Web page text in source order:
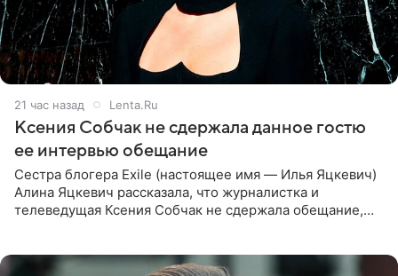
21 час назад Lenta.Ru
Ксения Собчак не сдержала данное гостю
ее интервью обещание
Сестра блогера Exile (настоящее имя — Илья Яцкевич)
Алина Яцкевич рассказала, что журналистка и
телеведущая Ксения Собчак не сдержала обещание,